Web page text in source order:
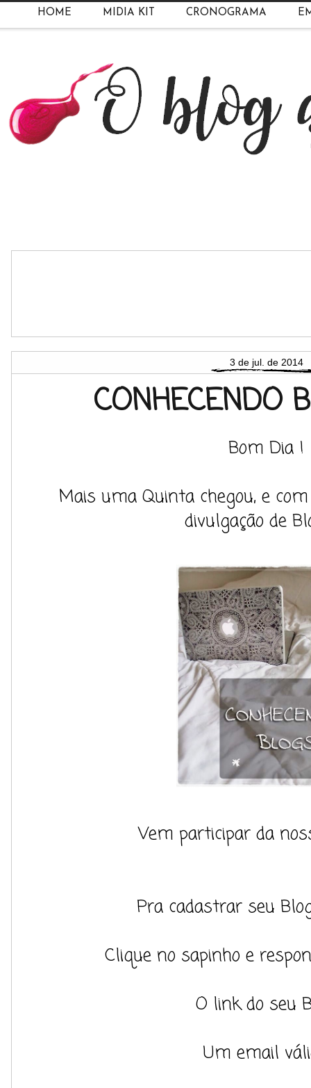
HOME MIDIA KIT CRONOGRAMA
3 de jul. de 2014
CONHECENDO
Bom Dia !
Mais uma Quinta chegou, e
divulgação de
Vem participar da
Pra cadastrar seu
Clique no sapinho e
O link do seu
Um email